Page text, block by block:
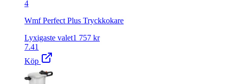
4
Wmf Perfect Plus Tryckkokare
Lyxigaste valet1 757 kr
7.41
Köp